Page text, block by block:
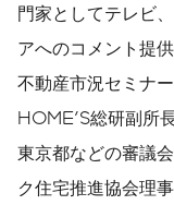
門家としてテレビ
アへのコメント提
不動産市況セミナ
HOME'S総研副所
東京都などの審議
ク住宅推進協会理事